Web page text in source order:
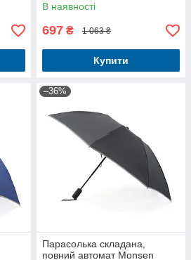
В наявності
697 ₴ 1 063 ₴
Купити
–36%
Парасолька складана,
повний автомат Monsen